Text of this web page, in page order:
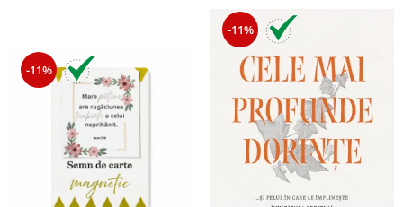
-11%
-11%